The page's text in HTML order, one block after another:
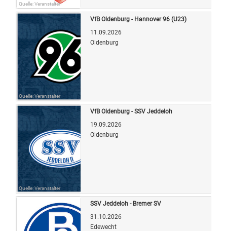
Quelle: Veranstalter
Quelle: Veranstalter
VfB Oldenburg - Hannover 96 (U23)
11.09.2026
Oldenburg
Quelle: Veranstalter
VfB Oldenburg - SSV Jeddeloh
19.09.2026
Oldenburg
SSV Jeddeloh - Bremer SV
31.10.2026
Edewecht